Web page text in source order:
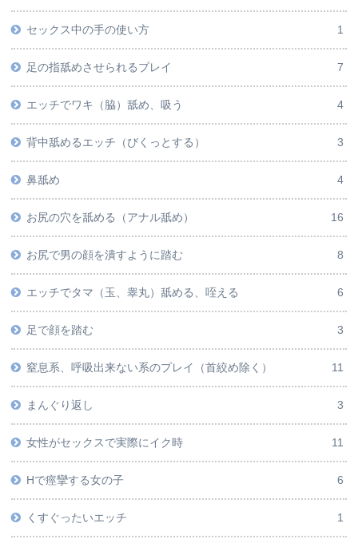
セックス中の手の使い方 1
足の指舐めさせられるプレイ 7
エッチでワキ（脇）舐め、吸う 4
背中舐めるエッチ（びくっとする） 3
鼻舐め 4
お尻の穴を舐める（アナル舐め） 16
お尻で男の顔を潰すように踏む 8
エッチでタマ（玉、睾丸）舐める、咥える 6
足で顔を踏む 3
窒息系、呼吸出来ない系のプレイ（首絞め除く） 11
まんぐり返し 3
女性がセックスで実際にイク時 11
Hで痙攣する女の子 6
くすぐったいエッチ 1